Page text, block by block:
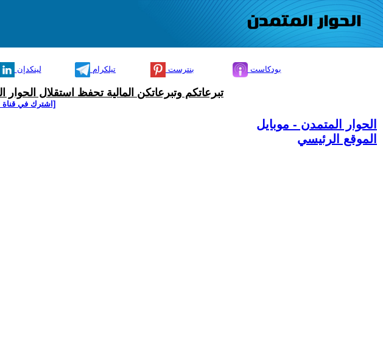
لينكدإن تيلكرام بنترست بودكاست
تبرعاتكم وتبرعاتكن المالية تحفظ استقلال
[اشترك في قناة
الحوار المتمدن - موبايل
الموقع الرئيسي